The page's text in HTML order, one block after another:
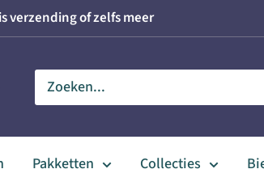
verzending of zelfs meer
Pakketten Collecties